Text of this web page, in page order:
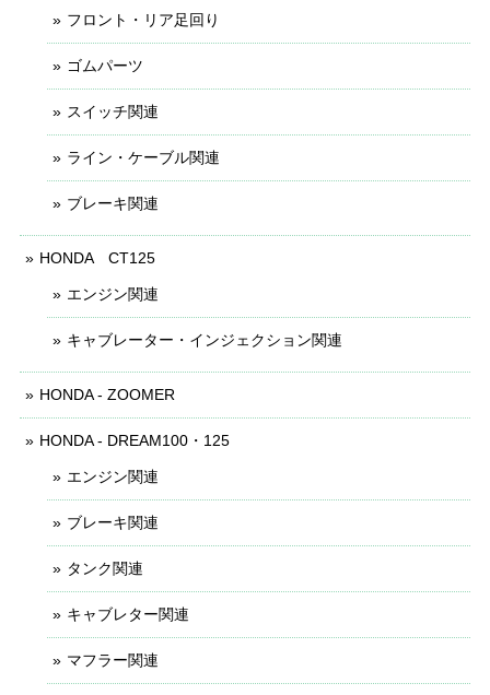
フロント・リア足回り
ゴムパーツ
スイッチ関連
ライン・ケーブル関連
ブレーキ関連
HONDA CT125
エンジン関連
キャブレーター・インジェクション関連
HONDA - ZOOMER
HONDA - DREAM100・125
エンジン関連
ブレーキ関連
タンク関連
キャブレター関連
マフラー関連